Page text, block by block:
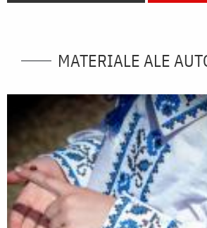
MATERIALE ALE